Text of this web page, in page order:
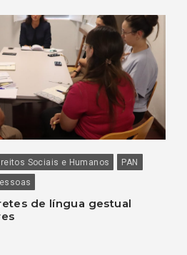
Sociais e Humanos
PAN
de língua gestual